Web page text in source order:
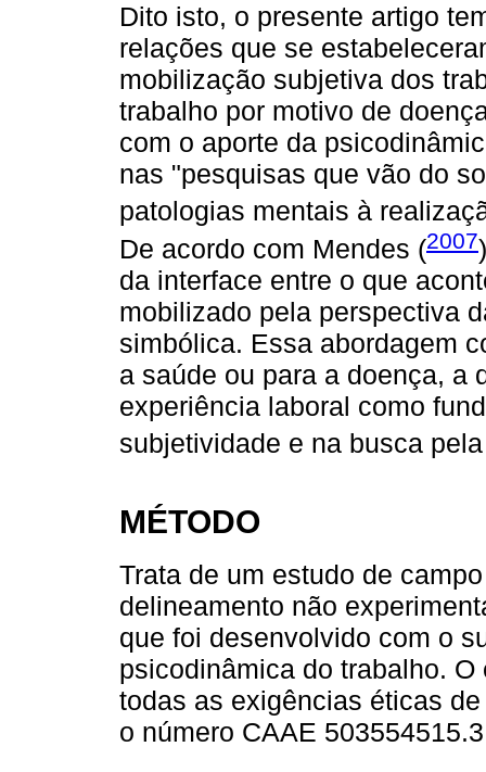
Dito isto, o presente artigo
relações que se
mobilização subjetiva dos
trabalho por motivo de
com o aporte da
nas "pesquisas que vão do
patologias mentais à
De acordo com Mendes (2007
da interface entre o que
mobilizado pela perspectiva
simbólica. Essa abordagem
a saúde ou para a doença, a
experiência laboral como
subjetividade e na busca
MÉTODO
Trata de um estudo de
delineamento não
que foi desenvolvido com o
psicodinâmica do trabalho.
todas as exigências éticas
o número CAAE